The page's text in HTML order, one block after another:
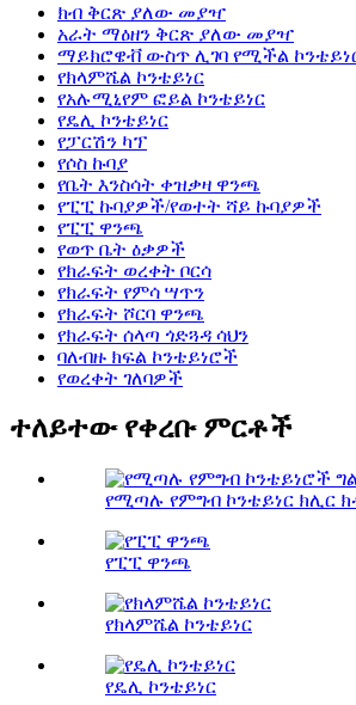
ክብ ቅርጽ ያለው መያዣ
አራት ማዕዘን ቅርጽ ያለው መያዣ
ማይክሮዌቭ ውስጥ ሊገባ የሚችል
የክላምሼል ኮንቴይነር
የአሉሚኒየም ፎይል ኮንቴይነር
የዴሊ ኮንቴይነር
የፓርሽን ካፕ
የሶስ ኩባያ
የቤት እንስሳት ቀዝቃዛ ዋንጫ
የፒፒ ኩባያዎች/የወተት ሻይ ኩባያዎች
የፒፒ ዋንጫ
የወጥ ቤት ዕቃዎች
የክራፍት ወረቀት ቦርሳ
የክራፍት የምሳ ሣጥን
የክራፍት ሾርባ ዋንጫ
የክራፍት ሰላጣ ጎድጓዳ ሳህን
ባለብዙ ክፍል ኮንቴይነሮች
የወረቀት ገለባዎች
ተለይተው የቀረቡ ምርቶች
የሚጣሉ የምግብ ኮንቴይነር ክሊር
የፒፒ ዋንጫ
የክላምሼል ኮንቴይነር
የዴሊ ኮንቴይነር